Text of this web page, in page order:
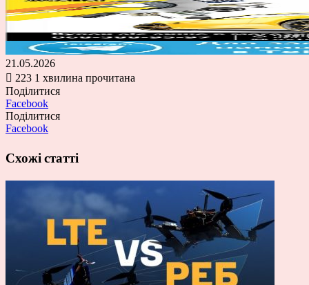
21.05.2026
223 1 хвилина прочитана
Поділитися
Facebook
Поділитися
Facebook
Схожі статті